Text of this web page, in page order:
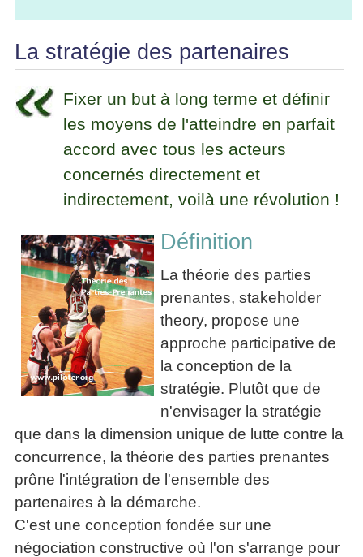
en
équipe
Les
Techniques
de
articles
»»»
Efficacité
articles
Cours
»»»
▶
management
PDF
Entrepreneuriat
▶
ebook
Perfonomique
▶
Tous
les
articles
PDF
La stratégie des partenaires
Fixer un but à long terme et définir
les moyens de l'atteindre en parfait
accord avec tous les acteurs
concernés directement et
indirectement, voilà une révolution !
Définition
La théorie des parties
prenantes, stakeholder
theory, propose une
approche participative de
la conception de la
stratégie. Plutôt que de
n'envisager la stratégie
que dans la dimension unique de lutte contre la
concurrence, la théorie des parties prenantes
prône l'intégration de l'ensemble des
partenaires à la démarche.
C'est une conception fondée sur une
négociation constructive où l'on s'arrange pour